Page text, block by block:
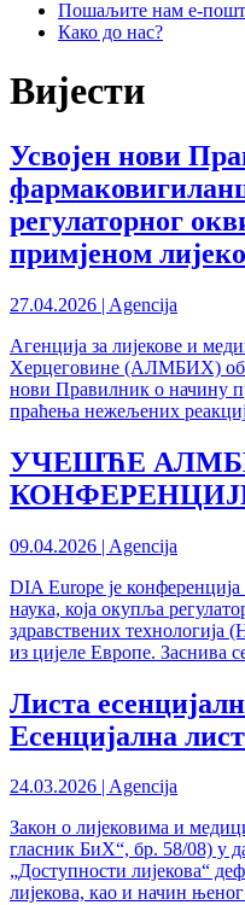
Пошаљите нам е-
Како до нас?
Вијести
Усвојен нови
регулаторног
примјеном
27.04.2026 | Agencija
Агенција за лијекове и
Херцеговине (АЛМБИХ)
нови Правилник о начину
праћења нежељених
УЧЕШЋЕ
КОНФЕРЕНЦИЈИ
09.04.2026 | Agencija
DIA Europe је
наука, која окупља
здравствених технологија
из цијеле Европе. Заснива
Листа
Есенцијална
24.03.2026 | Agencija
Закон о лијековима и
гласник БиХ“, бр. 58/08) у
„Доступности лијекова“
лијекова, као и начин